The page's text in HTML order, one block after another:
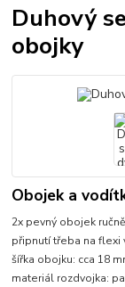
Duhový
obojky
Obojek a
2x pevný obojek
připnutí třeba na
šířka obojku: cca 18
materiál rozdvojka: